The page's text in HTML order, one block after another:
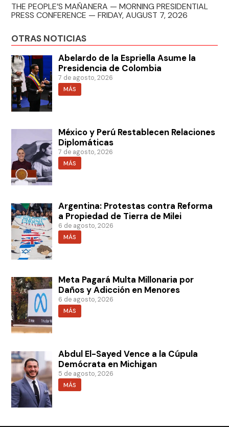
THE PEOPLE’S MAÑANERA — MORNING PRESIDENTIAL
PRESS CONFERENCE — FRIDAY, AUGUST 7, 2026
OTRAS NOTICIAS
Abelardo de la Espriella Asume la
Presidencia de Colombia
7 de agosto, 2026
MÁS
México y Perú Restablecen Relaciones
Diplomáticas
7 de agosto, 2026
MÁS
Argentina: Protestas contra Reforma
a Propiedad de Tierra de Milei
6 de agosto, 2026
MÁS
Meta Pagará Multa Millonaria por
Daños y Adicción en Menores
6 de agosto, 2026
MÁS
Abdul El-Sayed Vence a la Cúpula
Demócrata en Michigan
5 de agosto, 2026
MÁS